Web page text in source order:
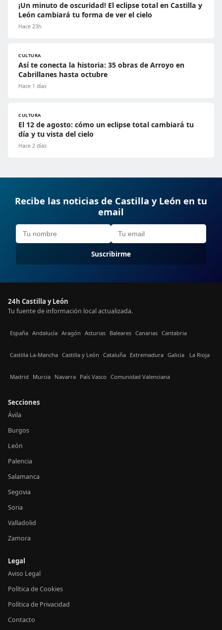
¡Un minuto de oscuridad! El eclipse total en Castilla y
León cambiará tu forma de ver el cielo
Hace 23h
CULTURA
Así te conecta la historia: 35 obras de Arroyo en
Cabrillanes hasta octubre
Hace 1 días
CULTURA
El 12 de agosto: cómo un eclipse total cambiará tu
día y tu vista del cielo
Hace 2 días
Recibe las noticias de Castilla y León en tu
email
Suscribirme
24h Castilla y León
Tu fuente de información local actualizada.
España Andalucía Aragón Asturias Baleares Canarias Cantabria
Castilla La-Mancha Castilla y León Cataluña Extremadura Galicia La Rioja
Madrid Murcia Navarra País Vasco Comunidad Valenciana
Secciones
Ávila
Burgos
León
Palencia
Salamanca
Segovia
Soria
Valladolid
Zamora
Legal
Aviso Legal
Política de Cookies
Política de Privacidad
Contacto